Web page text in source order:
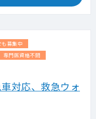
募集中
専門医資格不問
対応、救急ウォ